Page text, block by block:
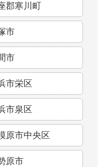
郡寒川町
市
市
市栄区
市泉区
原市中央区
原市